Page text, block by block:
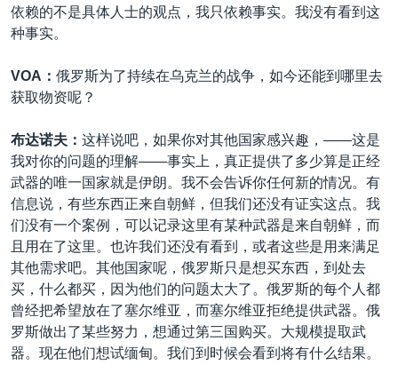
依赖的不是具体人士的观点，我只依赖事实。我没有看到这
种事实。
VOA： 俄罗斯为了持续在乌克兰的战争，如今还能到哪里去
获取物资呢？
布达诺夫： 这样说吧，如果你对其他国家感兴趣，——这是
我对你的问题的理解——事实上，真正提供了多少算是正经
武器的唯一国家就是伊朗。我不会告诉你任何新的情况。有
信息说，有些东西正来自朝鲜，但我们还没有证实这点。我
们没有一个案例，可以记录这里有某种武器是来自朝鲜，而
且用在了这里。也许我们还没有看到，或者这些是用来满足
其他需求吧。其他国家呢，俄罗斯只是想买东西，到处去
买，什么都买，因为他们的问题太大了。俄罗斯的每个人都
曾经把希望放在了塞尔维亚，而塞尔维亚拒绝提供武器。俄
罗斯做出了某些努力，想通过第三国购买。大规模提取武
器。现在他们想试缅甸。我们到时候会看到将有什么结果。